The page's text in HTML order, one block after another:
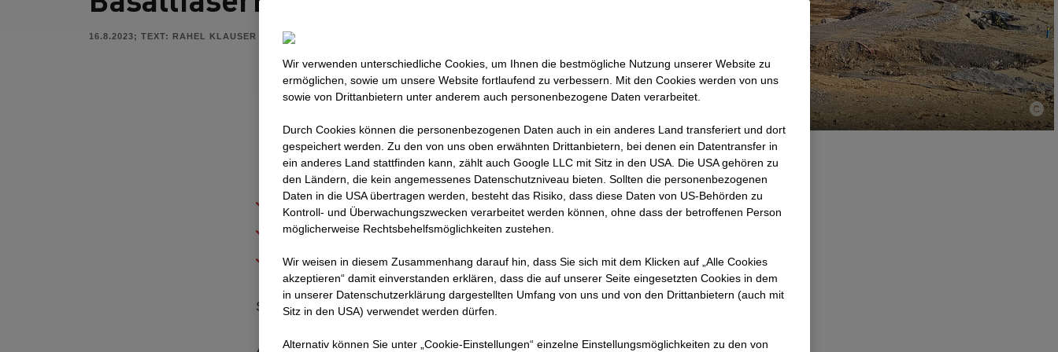
16.8.2023; TEXT: RAHEL KLAUSER
Bau von 6 modernen MFH mit 29 Eigentumswohnungen
Einsatz von Basaltfasern im Sinne der Nachhaltigkeit
Baubeginn 1. Juni 2023
Schlieren/Schindellegi, 16.8.2023
Wir verwenden unterschiedliche Cookies, um Ihnen die best­mögliche Nutzung unserer Website zu
ermöglichen, sowie um unsere Website fortlaufend zu verbessern. Mit den Cookies werden von uns
sowie von Drittanbietern unter anderem auch personenbezogene Daten verarbeitet.
Durch Cookies können die personenbezogenen Daten auch in ein anderes Land transferiert und dort
gespeichert werden. Zu den von uns oben erwähnten Drittanbietern, bei denen ein Datentransfer in
ein anderes Land stattfinden kann, zählt auch Google LLC mit Sitz in den USA. Die USA gehören zu
den Ländern, die kein angemessenes Datenschutzniveau bieten. Sollten die personenbezogenen
Daten in die USA übertragen werden, besteht das Risiko, dass diese Daten von US-Behörden zu
Kontroll- und Überwachungszwecken verarbeitet werden können, ohne dass der betroffenen Person
möglicherweise Rechtsbehelfsmöglichkeiten zustehen.
Wir weisen in diesem Zusammenhang darauf hin, dass Sie sich mit dem Klicken auf „Alle Cookies
akzeptieren“ damit ein­ver­standen erklären, dass die auf unserer Seite eingesetzten Cookies in dem
in unserer Datenschutzerklärung dargestellten Umfang von uns und von den Drittanbietern (auch mit
Sitz in den USA) verwendet werden dürfen.
Alternativ können Sie unter „Cookie-Einstellungen“ einzelne Einstellungsmöglichkeiten zu den von